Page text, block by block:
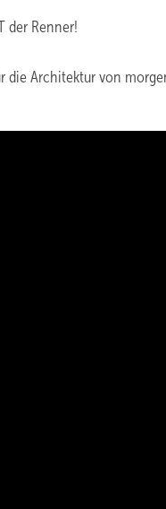
der Renner!
die Architektur von